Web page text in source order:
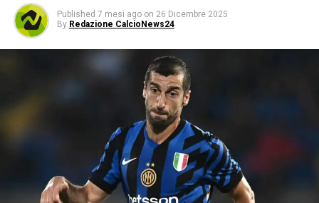
Published 7 mesi ago on 26 Dicembre 2025
By Redazione CalcioNews24